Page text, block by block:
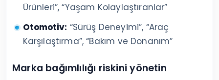
Ürünleri”, “Yaşam Kolaylaştıranlar”
Otomotiv: “Sürüş Deneyimi”, “Araç
Karşılaştırma”, “Bakım ve Donanım”
Marka bağımlılığı riskini yönetin